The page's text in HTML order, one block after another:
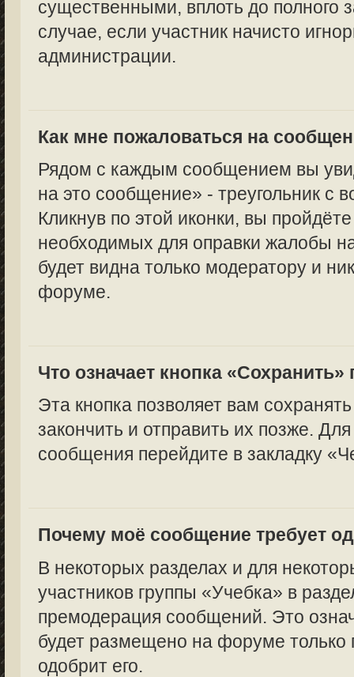
существенными, вплоть до полного
случае, если участник начисто
администрации.
Как мне пожаловаться на
Рядом с каждым сообщением вы
на это сообщение» - треугольник с
Кликнув по этой иконки, вы
необходимых для оправки жалобы
будет видна только модератору и
форуме.
Что означает кнопка
Эта кнопка позволяет вам
закончить и отправить их позже.
сообщения перейдите в закладку
Почему моё сообщение требует
В некоторых разделах и для
участников группы «Учебка» в
премодерация сообщений. Это
будет размещено на форуме только
одобрит его.